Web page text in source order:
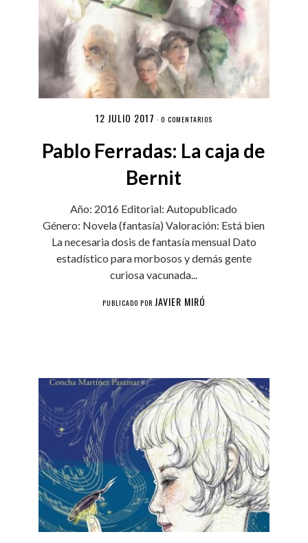
12 JULIO 2017 · 0 COMENTARIOS
Pablo Ferradas: La caja de
Bernit
Año: 2016 Editorial: Autopublicado
Género: Novela (fantasía) Valoración: Está bien
La necesaria dosis de fantasía mensual Dato
estadístico para morbosos y demás gente
curiosa vacunada...
PUBLICADO POR JAVIER MIRÓ